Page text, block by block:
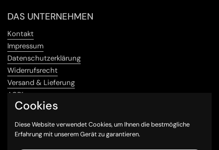
DAS UNTERNEHMEN
Kontakt
Impressum
Datenschutzerklärung
Widerrufsrecht
Versand & Lieferung
AGB´s
Sichere Zahlungsmethoden
Cookies
Diese Website verwendet Cookies, um Ihnen die bestmögliche
Erfahrung mit unserem Gerät zu garantieren.